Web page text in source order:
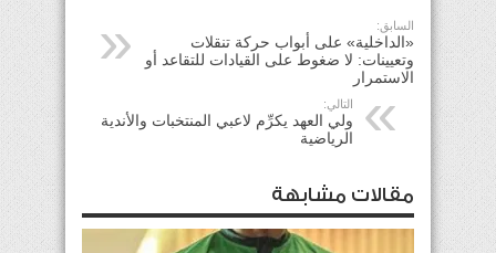
السابق:
«الداخلية» على أبواب حركة تنقلات
وتعيينات: لا ضغوط على القيادات للتقاعد أو
الاستمرار
التالي:
ولي العهد يكرِّم لاعبي المنتخبات والأندية
الرياضية
مقالات مشابهة